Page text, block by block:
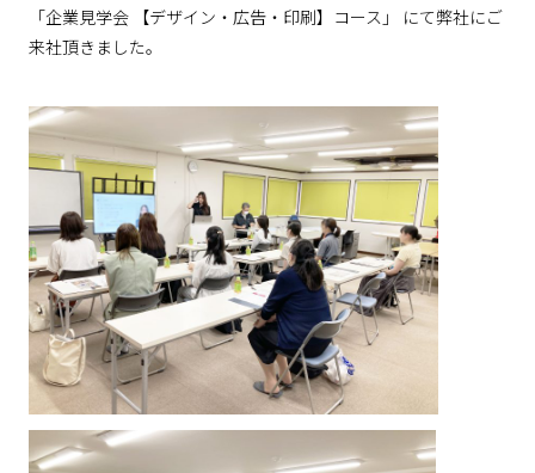
「企業見学会 【デザイン・広告・印刷】コース」 にて弊社にご
来社頂きました。